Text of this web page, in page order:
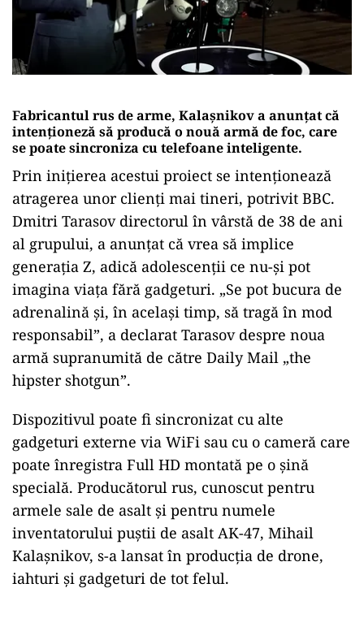
Fabricantul rus de arme, Kalașnikov a anunțat că
intenționeză să producă o nouă armă de foc, care
se poate sincroniza cu telefoane inteligente.
Prin inițierea acestui proiect se intenționează
atragerea unor clienți mai tineri, potrivit BBC.
Dmitri Tarasov directorul în vârstă de 38 de ani
al grupului, a anunțat că vrea să implice
generația Z, adică adolescenții ce nu-și pot
imagina viața fără gadgeturi. „Se pot bucura de
adrenalină și, în același timp, să tragă în mod
responsabil”, a declarat Tarasov despre noua
armă supranumită de către Daily Mail „the
hipster shotgun”.
Dispozitivul poate fi sincronizat cu alte
gadgeturi externe via WiFi sau cu o cameră care
poate înregistra Full HD montată pe o șină
specială. Producătorul rus, cunoscut pentru
armele sale de asalt şi pentru numele
inventatorului puştii de asalt AK-47, Mihail
Kalaşnikov, s-a lansat în producţia de drone,
iahturi şi gadgeturi de tot felul.